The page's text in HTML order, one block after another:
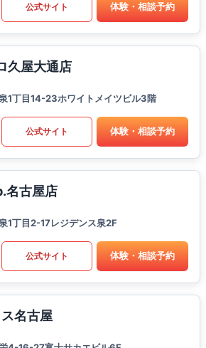
公式サイト 体験・相談予約
久屋大通店
1丁目14-23ホワイトメイツビル3階
公式サイト 体験・相談予約
名古屋店
1丁目2-17レジデンス泉2F
公式サイト 体験・相談予約
名古屋